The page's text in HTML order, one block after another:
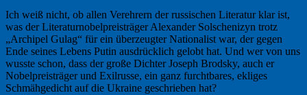
Ich weiß nicht, ob allen Verehrern der russischen Literatur klar ist,
was der Literaturnobelpreisträger Alexander Solschenizyn trotz
„Archipel Gulag“ für ein überzeugter Nationalist war, der gegen
Ende seines Lebens Putin ausdrücklich gelobt hat. Und wer von uns
wusste schon, dass der große Dichter Joseph Brodsky, auch er
Nobelpreisträger und Exilrusse, ein ganz furchtbares, ekliges
Schmähgedicht auf die Ukraine geschrieben hat?